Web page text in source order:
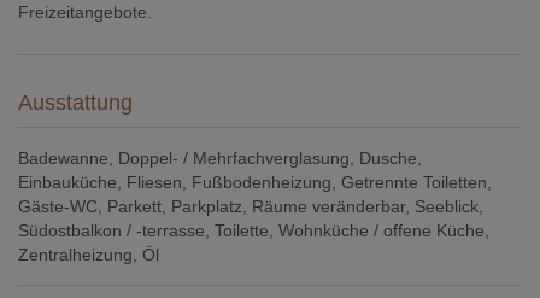
Freizeitangebote.
Ausstattung
Badewanne Doppel- / Mehrfachverglasung
Dusche
Einbauküche
Fliesen Fußbodenheizung
Getrennte Toiletten
Gäste-WC Parkett Parkplatz Räume veränderbar Seeblick
Südostbalkon / -terrasse Toilette Wohnküche / offene Küche
Zentralheizung Öl